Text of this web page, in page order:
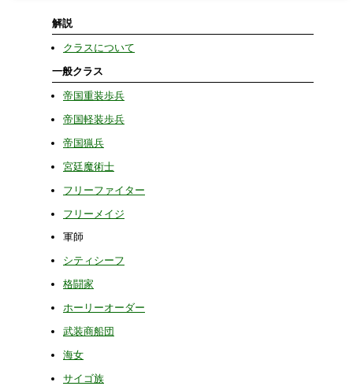
解説
クラスについて
一般クラス
帝国重装歩兵
帝国軽装歩兵
帝国猟兵
宮廷魔術士
フリーファイター
フリーメイジ
軍師
シティシーフ
格闘家
ホーリーオーダー
武装商船団
海女
サイゴ族